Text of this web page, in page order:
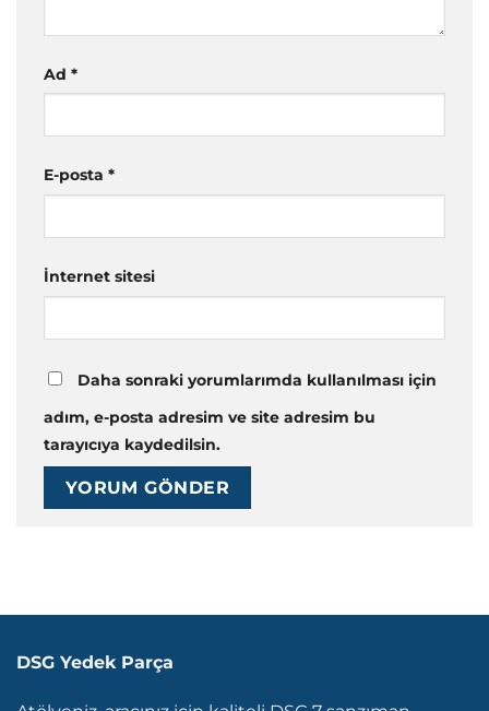
Ad *
E-posta *
İnternet sitesi
Daha sonraki yorumlarımda kullanılması için
adım, e-posta adresim ve site adresim bu
tarayıcıya kaydedilsin.
DSG Yedek Parça